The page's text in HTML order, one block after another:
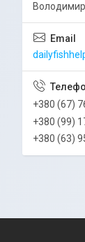
Володимир
+380 (67)
+380 (99)
+380 (63)